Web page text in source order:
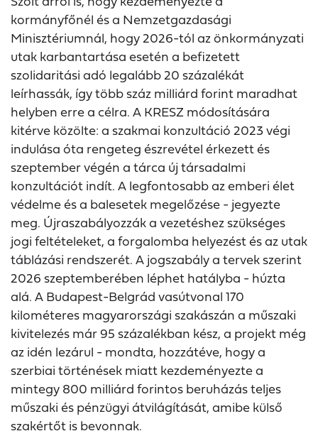
kormányfőnél és a Nemzetgazdasági
Minisztériumnál, hogy 2026-tól az önkormányzati
utak karbantartása esetén a befizetett
szolidaritási adó legalább 20 százalékát
leírhassák, így több száz milliárd forint maradhat
helyben erre a célra. A KRESZ módosítására
kitérve közölte: a szakmai konzultáció 2023 végi
indulása óta rengeteg észrevétel érkezett és
szeptember végén a tárca új társadalmi
konzultációt indít. A legfontosabb az emberi élet
védelme és a balesetek megelőzése - jegyezte
meg. Újraszabályozzák a vezetéshez szükséges
jogi feltételeket, a forgalomba helyezést és az utak
táblázási rendszerét. A jogszabály a tervek szerint
2026 szeptemberében léphet hatályba - húzta
alá. A Budapest-Belgrád vasútvonal 170
kilométeres magyarországi szakászán a műszaki
kivitelezés már 95 százalékban kész, a projekt még
az idén lezárul - mondta, hozzátéve, hogy a
szerbiai történések miatt kezdeményezte a
mintegy 800 milliárd forintos beruházás teljes
műszaki és pénzügyi átvilágítását, amibe külső
szakértőt is bevonnak.